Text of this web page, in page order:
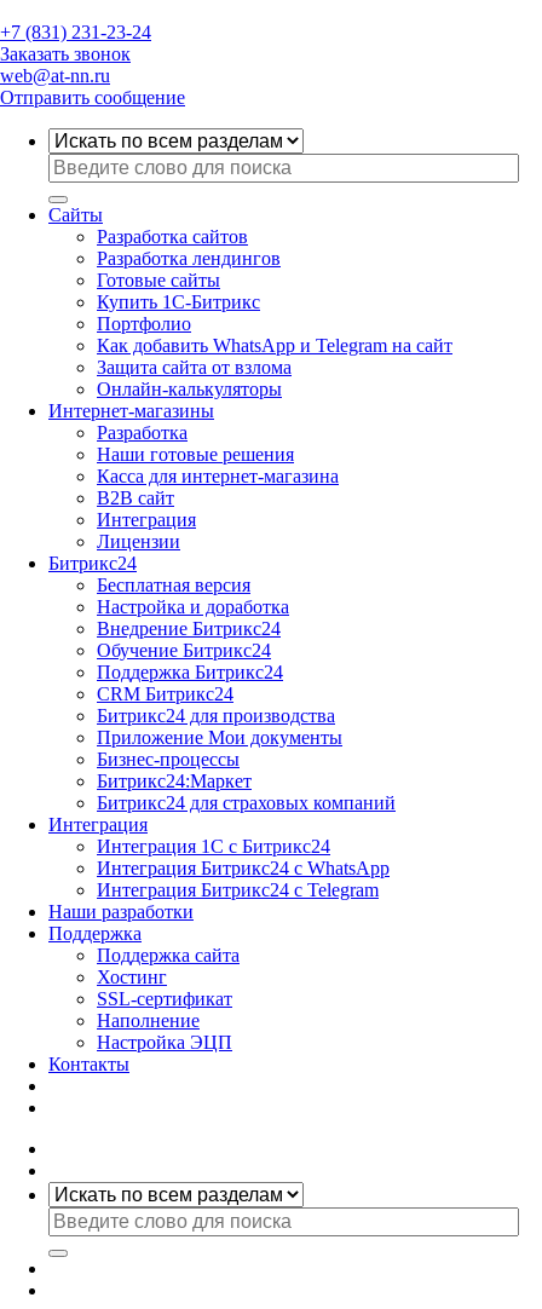
+7 (831) 231-23-24
Заказать звонок
web@at-nn.ru
Отправить сообщение
Сайты
Разработка сайтов
Разработка лендингов
Готовые сайты
Купить 1С-Битрикс
Портфолио
Как добавить WhatsApp и Telegram на сайт
Защита сайта от взлома
Онлайн-калькуляторы
Интернет-магазины
Разработка
Наши готовые решения
Касса для интернет-магазина
B2B сайт
Интеграция
Лицензии
Битрикс24
Бесплатная версия
Настройка и доработка
Внедрение Битрикс24
Обучение Битрикс24
Поддержка Битрикс24
CRM Битрикс24
Битрикс24 для производства
Приложение Мои документы
Бизнес-процессы
Битрикс24:Маркет
Битрикс24 для страховых компаний
Интеграция
Интеграция 1С с Битрикс24
Интеграция Битрикс24 с WhatsApp
Интеграция Битрикс24 с Telegram
Наши разработки
Поддержка
Поддержка сайта
Хостинг
SSL-сертификат
Наполнение
Настройка ЭЦП
Контакты